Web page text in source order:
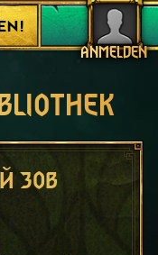
ANMELDEN
зов